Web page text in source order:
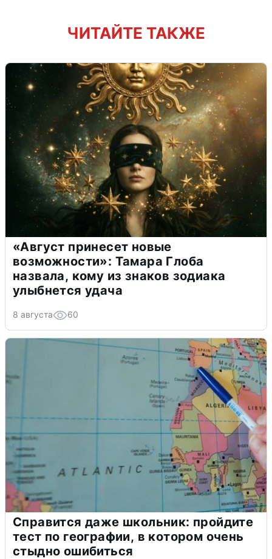
ЧИТАЙТЕ ТАКЖЕ
«Август принесет новые
возможности»: Тамара Глоба
назвала, кому из знаков зодиака
улыбнется удача
8 августа 60
Справится даже школьник: пройдите
тест по географии, в котором очень
стыдно ошибиться